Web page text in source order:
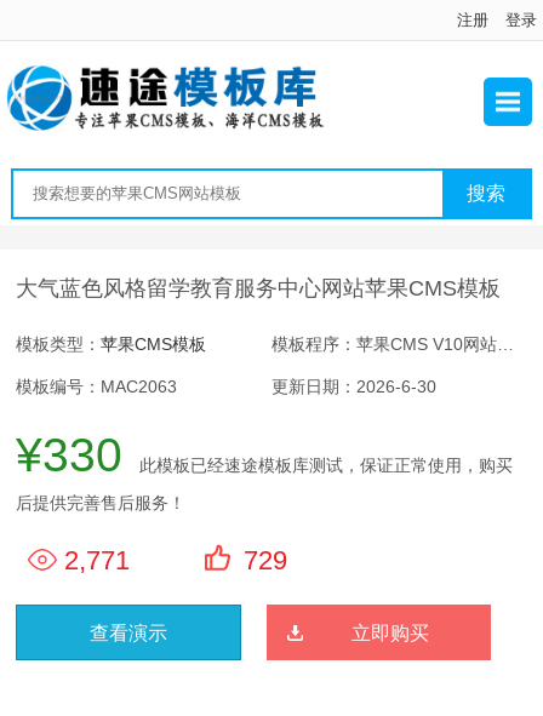
注册 登录
大气蓝色风格留学教育服务中心网站苹果CMS模板
模板类型：苹果CMS模板 模板程序：苹果CMS V10网站程序
模板编号：MAC2063 更新日期：2026-6-30
¥330
此模板已经速途模板库测试，保证正常使用，购买
后提供完善售后服务！
2,771 729
查看演示 立即购买